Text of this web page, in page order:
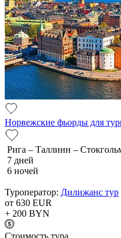
Норвежские фьорды для
Рига – Таллинн –
7 дней
6 ночей
Туроператор: Дилижанс тур
от 630 EUR
+ 200 BYN
Cтоимость тура